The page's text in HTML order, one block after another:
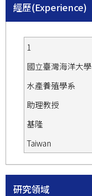
經歷(Experience)
1
國立臺灣海洋大學
水產養殖學系
助理教授
基隆
Taiwan
研究領域